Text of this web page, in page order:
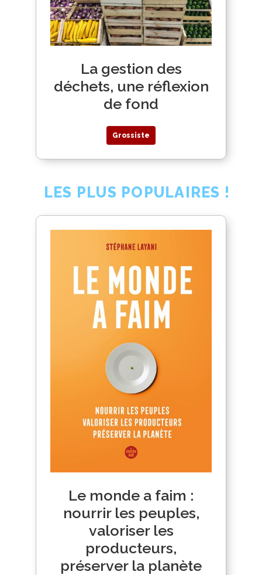
La gestion des
déchets, une réflexion
de fond
Grossiste
LES PLUS POPULAIRES !
Le monde a faim :
nourrir les peuples,
valoriser les
producteurs,
préserver la planète